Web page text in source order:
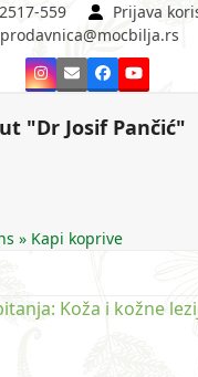
559
Prijava
prodavnica@mocbilja.rs
Instagram
EmailFacebookYouTube
"Dr Josif Pančić"
» Kapi koprive
Koža i kožne